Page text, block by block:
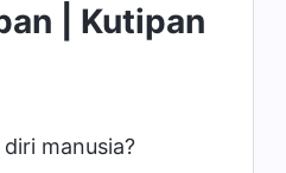
| Kutipan
manusia?